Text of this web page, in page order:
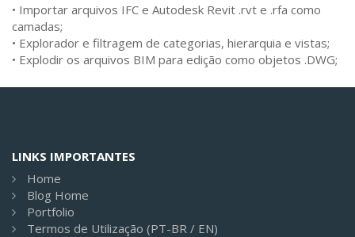
• Importar arquivos IFC e Autodesk Revit .rvt e .rfa como
camadas;
• Explorador e filtragem de categorias, hierarquia e vistas;
• Explodir os arquivos BIM para edição como objetos .DWG;
LINKS IMPORTANTES
Home
Blog Home
Portfolio
Termos de Utilização (PT-BR / EN)